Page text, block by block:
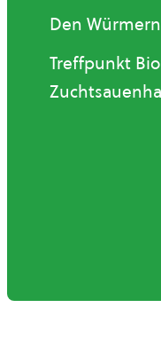
Den
Treffpunkt